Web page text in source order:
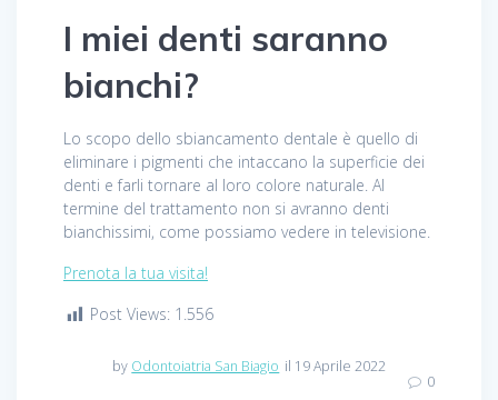
I miei denti saranno
bianchi?
Lo scopo dello sbiancamento dentale è quello di
eliminare i pigmenti che intaccano la superficie dei
denti e farli tornare al loro colore naturale. Al
termine del trattamento non si avranno denti
bianchissimi, come possiamo vedere in televisione.
Prenota la tua visita!
Post Views: 1.556
by Odontoiatria San Biagio il 19 Aprile 2022
0